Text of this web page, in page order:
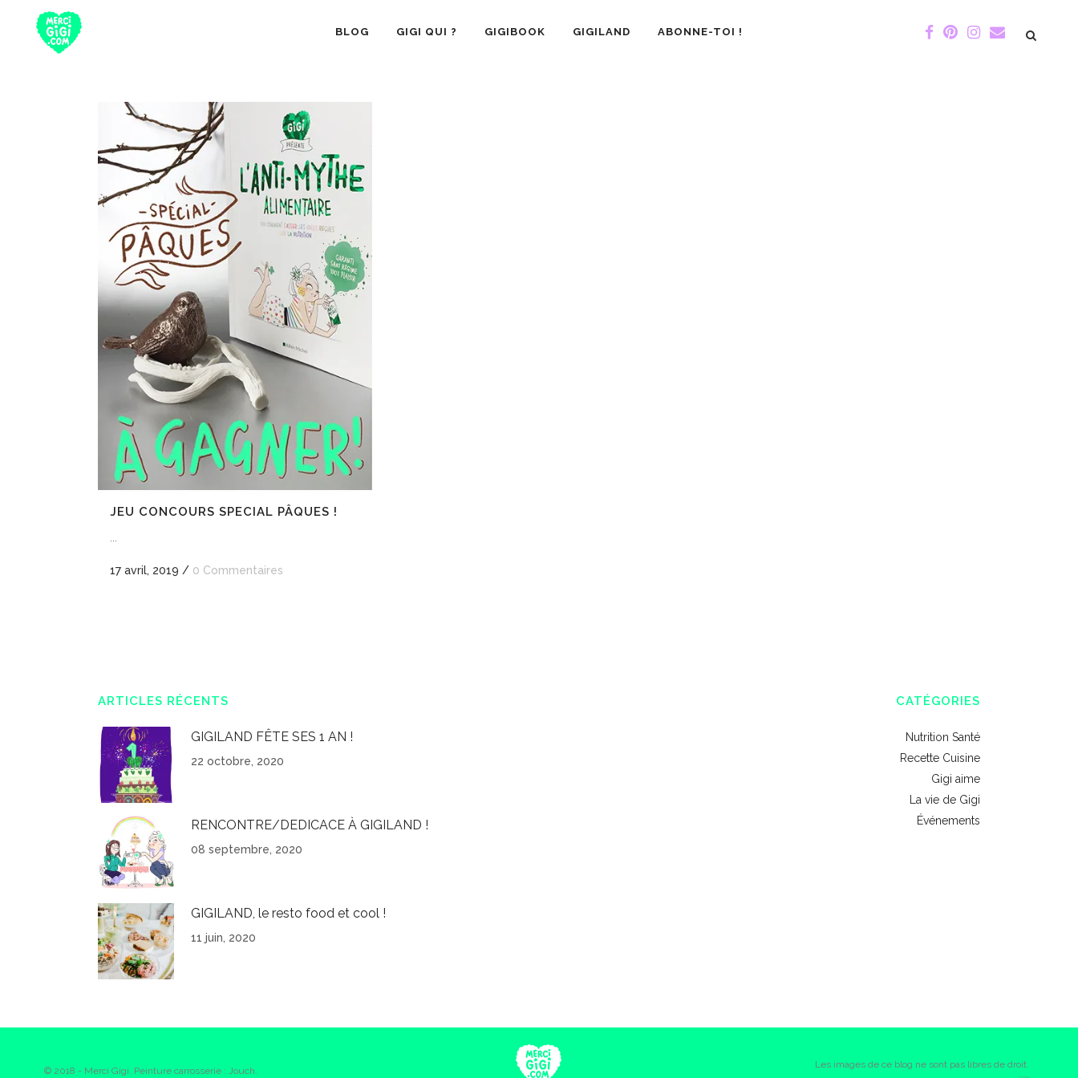
BLOG GIGI QUI ? GIGIBOOK GIGILAND ABONNE-TOI !
JEU CONCOURS SPECIAL PÂQUES !
17 avril, 2019 / 0 Commentaires
ARTICLES RÉCENTS
GIGILAND FÊTE SES 1 AN !
22 octobre, 2020
RENCONTRE/DEDICACE À GIGILAND !
08 septembre, 2020
GIGILAND, le resto food et cool !
11 juin, 2020
CATÉGORIES
Nutrition Santé
Recette Cuisine
Gigi aime
La vie de Gigi
Événements
© 2018 - Merci Gigi. Peinture carrosserie : Jouch.
Les images de ce blog ne sont pas libres de droit.